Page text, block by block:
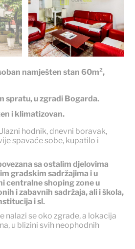
namješten stan 60m²,
spratu, u zgradi Bogarda.
i klimatizovan.
hodnik, dnevni boravak,
spavaće sobe, kupatilo i
sa ostalim djelovima
gradskim sadržajima i u
centralne shoping zone u
i zabavnih sadržaja, ali i škola,
i sl.
nalazi se oko zgrade, a lokacija
u blizini svih neophodnih